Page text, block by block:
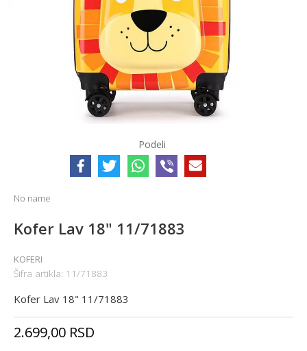
Podeli
No name
Kofer Lav 18" 11/71883
KOFERI
Šifra artikla: 11/71883
Kofer Lav 18" 11/71883
2.699,00 RSD